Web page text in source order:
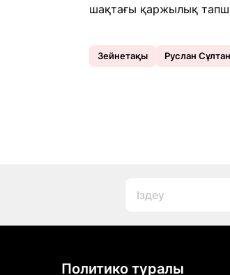
шақтағы қаржылық
Зейнетақы Руслан
Политико туралы